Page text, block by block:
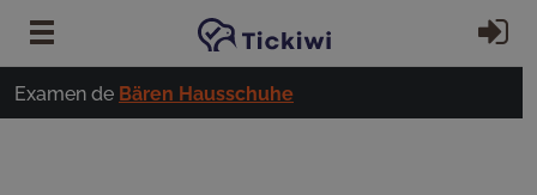
Passer au contenu principal
Examen de Bären Hausschuhe